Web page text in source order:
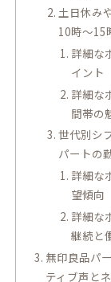
土日休み
10時～15
詳細な
イント
詳細な
間帯の
世代別シ
パートの
詳細な
望傾向
詳細な
継続と
無印良品パ
ティブ声と